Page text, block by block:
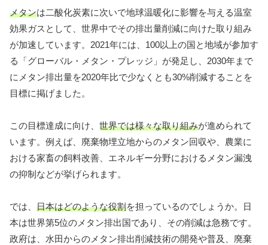
メタンは二酸化炭素に次いで地球温暖化に影響を与える温室
効果ガスとして、世界中でその排出量削減に向けた取り組み
が加速しています。2021年には、100以上の国と地域が参加す
る「グローバル・メタン・プレッジ」が発足し、2030年まで
にメタン排出量を2020年比で少なくとも30%削減することを
目標に掲げました。
この目標達成に向け、 世界では様々な取り組みが進められて
います。例えば、廃棄物埋立地からのメタン回収や、農業に
おける家畜の飼料改善、エネルギー分野におけるメタン漏洩
の抑制などが挙げられます。
では、 日本はどのような役割を担っているのでしょうか。日
本は世界第5位のメタン排出国であり、その削減は急務です。
政府は、水田からのメタン排出削減技術の開発や普及、廃棄